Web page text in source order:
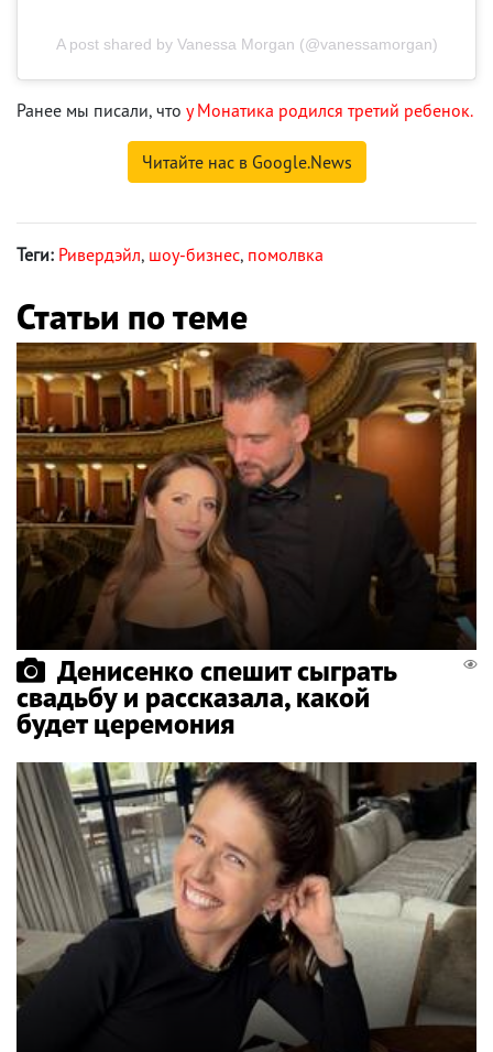
A post shared by Vanessa Morgan (@vanessamorgan)
Ранее мы писали, что у Монатика родился третий ребенок.
Читайте нас в Google.News
Теги: Ривердэйл, шоу-бизнес, помолвка
Статьи по теме
Денисенко спешит сыграть
свадьбу и рассказала, какой
будет церемония